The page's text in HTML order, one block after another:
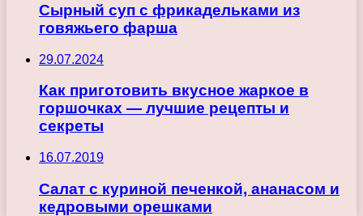
Сырный суп с фрикадельками из
говяжьего фарша
29.07.2024
Как приготовить вкусное жаркое в
горшочках — лучшие рецепты и
секреты
16.07.2019
Салат с куриной печенкой, ананасом и
кедровыми орешками